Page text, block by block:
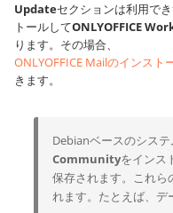
Updateセクションは利用でき
トールしてONLYOFFICE
ります。その場合、
ONLYOFFICE Mailのインスト
きます。
Debianベースのシステ
Communityをインス
保存されます。これら
れます。たとえば、デ